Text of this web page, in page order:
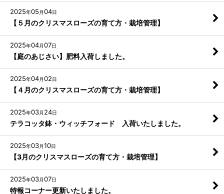
2025年05 月04日
【５月のクリスマスローズの育て方・栽培管理】
2025年04月07日
【庭のあじさい】肥料入荷しました。
2025年04月02日
【４月のクリスマスローズの育て方・栽培管理】
2025年03月 24日
テラコッタ鉢・ウィッチフォード 入荷いたしました。
2025年03月10日
【3月のクリスマスローズの育て方・栽培管理】
2025年03月07日
特報コーナー更新いたしました。